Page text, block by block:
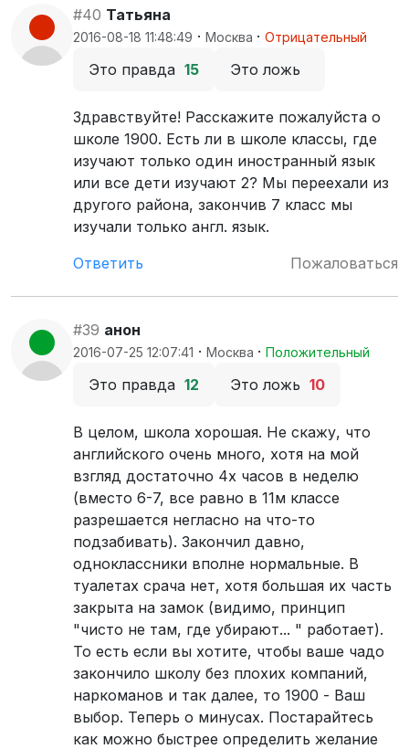
#40 Татьяна
2016-08-18 11:48:49 · Москва · Отрицательный
Это правда 15 Это ложь
Здравствуйте! Расскажите пожалуйста о
школе 1900. Есть ли в школе классы, где
изучают только один иностранный язык
или все дети изучают 2? Мы переехали из
другого района, закончив 7 класс мы
изучали только англ. язык.
Ответить
Пожаловаться
#39 анон
2016-07-25 12:07:41 · Москва · Положительный
Это правда 12 Это ложь 10
В целом, школа хорошая. Не скажу, что
английского очень много, хотя на мой
взгляд достаточно 4х часов в неделю
(вместо 6-7, все равно в 11м классе
разрешается негласно на что-то
подзабивать). Закончил давно,
одноклассники вполне нормальные. В
туалетах срача нет, хотя большая их часть
закрыта на замок (видимо, принцип
"чисто не там, где убирают... " работает).
То есть если вы хотите, чтобы ваше чадо
закончило школу без плохих компаний,
наркоманов и так далее, то 1900 - Ваш
выбор. Теперь о минусах. Постарайтесь
как можно быстрее определить желание